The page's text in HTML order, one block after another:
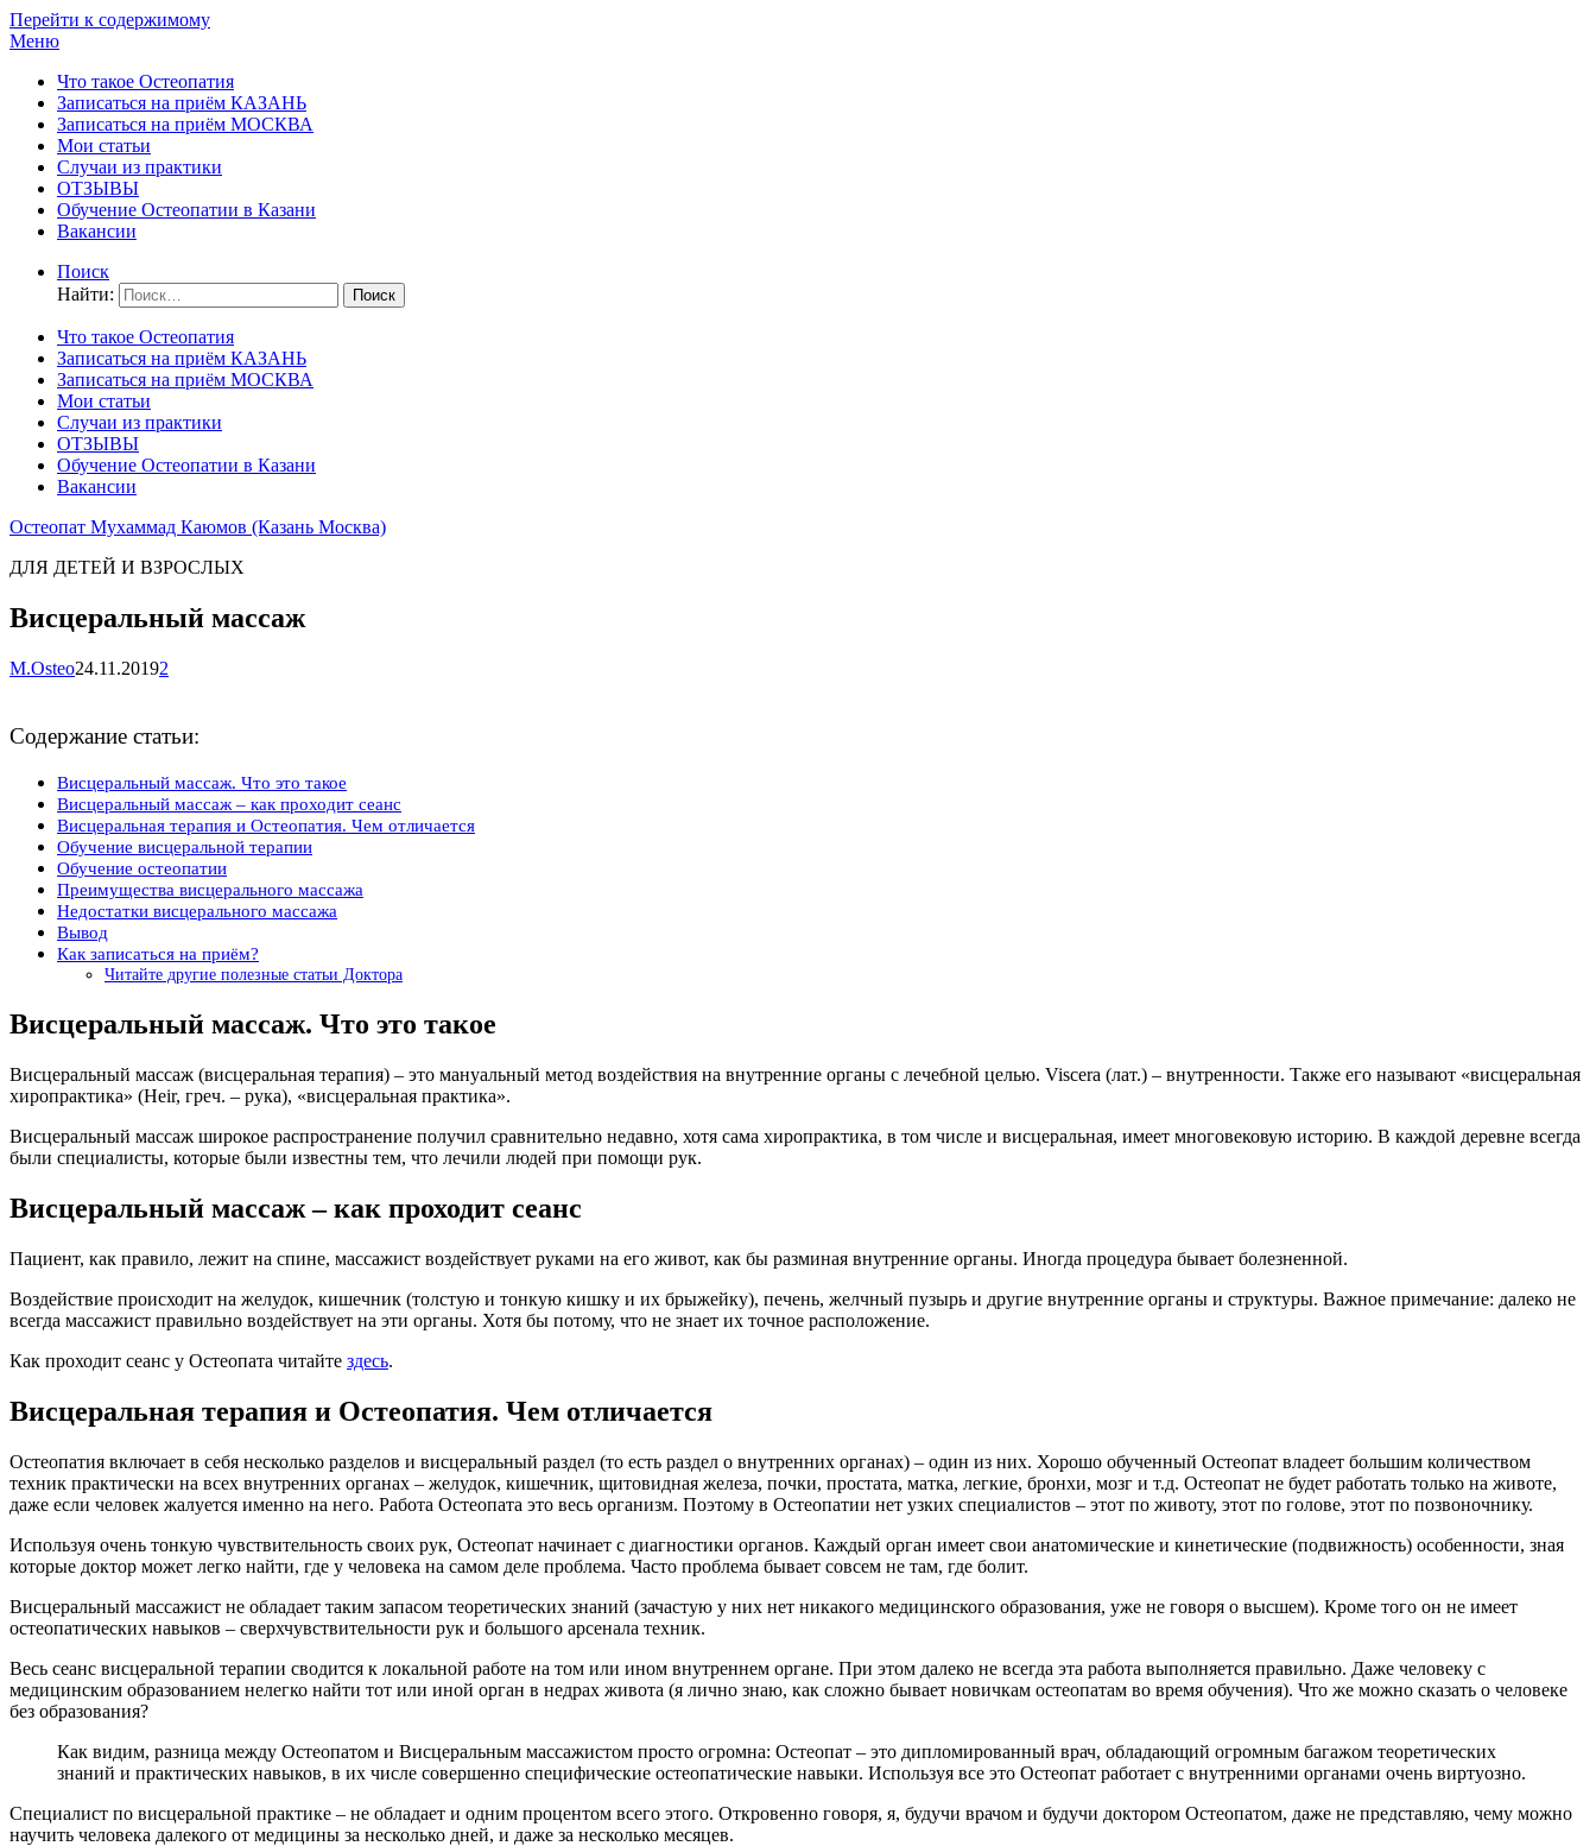
Перейти к содержимому
Меню
Что такое Остеопатия
Записаться на приём КАЗАНЬ
Записаться на приём МОСКВА
Мои статьи
Случаи из практики
ОТЗЫВЫ
Обучение Остеопатии в Казани
Вакансии
Поиск
Найти:
Что такое Остеопатия
Записаться на приём КАЗАНЬ
Записаться на приём МОСКВА
Мои статьи
Случаи из практики
ОТЗЫВЫ
Обучение Остеопатии в Казани
Вакансии
Остеопат Мухаммад Каюмов (Казань Москва)
ДЛЯ ДЕТЕЙ И ВЗРОСЛЫХ
Висцеральный массаж
M.Osteo24.11.20192
Содержание статьи:
Висцеральный массаж. Что это такое
Висцеральный массаж – как проходит сеанс
Висцеральная терапия и Остеопатия. Чем отличается
Обучение висцеральной терапии
Обучение остеопатии
Преимущества висцерального массажа
Недостатки висцерального массажа
Вывод
Как записаться на приём?
Читайте другие полезные статьи Доктора
Висцеральный массаж. Что это такое
Висцеральный массаж (висцеральная терапия) – это мануальный метод воздействия на внутренние органы с лечебной целью. Viscera (лат.) – внутренности. Также его называют «висцеральная
хиропрактика» (Heir, греч. – рука), «висцеральная практика».
Висцеральный массаж широкое распространение получил сравнительно недавно, хотя сама хиропрактика, в том числе и висцеральная, имеет многовековую историю. В каждой деревне всегда
были специалисты, которые были известны тем, что лечили людей при помощи рук.
Висцеральный массаж – как проходит сеанс
Пациент, как правило, лежит на спине, массажист воздействует руками на его живот, как бы разминая внутренние органы. Иногда процедура бывает болезненной.
Воздействие происходит на желудок, кишечник (толстую и тонкую кишку и их брыжейку), печень, желчный пузырь и другие внутренние органы и структуры. Важное примечание: далеко не
всегда массажист правильно воздействует на эти органы. Хотя бы потому, что не знает их точное расположение.
Как проходит сеанс у Остеопата читайте здесь.
Висцеральная терапия и Остеопатия. Чем отличается
Остеопатия включает в себя несколько разделов и висцеральный раздел (то есть раздел о внутренних органах) – один из них. Хорошо обученный Остеопат владеет большим количеством
техник практически на всех внутренних органах – желудок, кишечник, щитовидная железа, почки, простата, матка, легкие, бронхи, мозг и т.д. Остеопат не будет работать только на животе,
даже если человек жалуется именно на него. Работа Остеопата это весь организм. Поэтому в Остеопатии нет узких специалистов – этот по животу, этот по голове, этот по позвоночнику.
Используя очень тонкую чувствительность своих рук, Остеопат начинает с диагностики органов. Каждый орган имеет свои анатомические и кинетические (подвижность) особенности, зная
которые доктор может легко найти, где у человека на самом деле проблема. Часто проблема бывает совсем не там, где болит.
Висцеральный массажист не обладает таким запасом теоретических знаний (зачастую у них нет никакого медицинского образования, уже не говоря о высшем). Кроме того он не имеет
остеопатических навыков – сверхчувствительности рук и большого арсенала техник.
Весь сеанс висцеральной терапии сводится к локальной работе на том или ином внутреннем органе. При этом далеко не всегда эта работа выполняется правильно. Даже человеку с
медицинским образованием нелегко найти тот или иной орган в недрах живота (я лично знаю, как сложно бывает новичкам остеопатам во время обучения). Что же можно сказать о человеке
без образования?
Как видим, разница между Остеопатом и Висцеральным массажистом просто огромна: Остеопат – это дипломированный врач, обладающий огромным багажом теоретических
знаний и практических навыков, в их числе совершенно специфические остеопатические навыки. Используя все это Остеопат работает с внутренними органами очень виртуозно.
Специалист по висцеральной практике – не обладает и одним процентом всего этого. Откровенно говоря, я, будучи врачом и будучи доктором Остеопатом, даже не представляю, чему можно
научить человека далекого от медицины за несколько дней, и даже за несколько месяцев.